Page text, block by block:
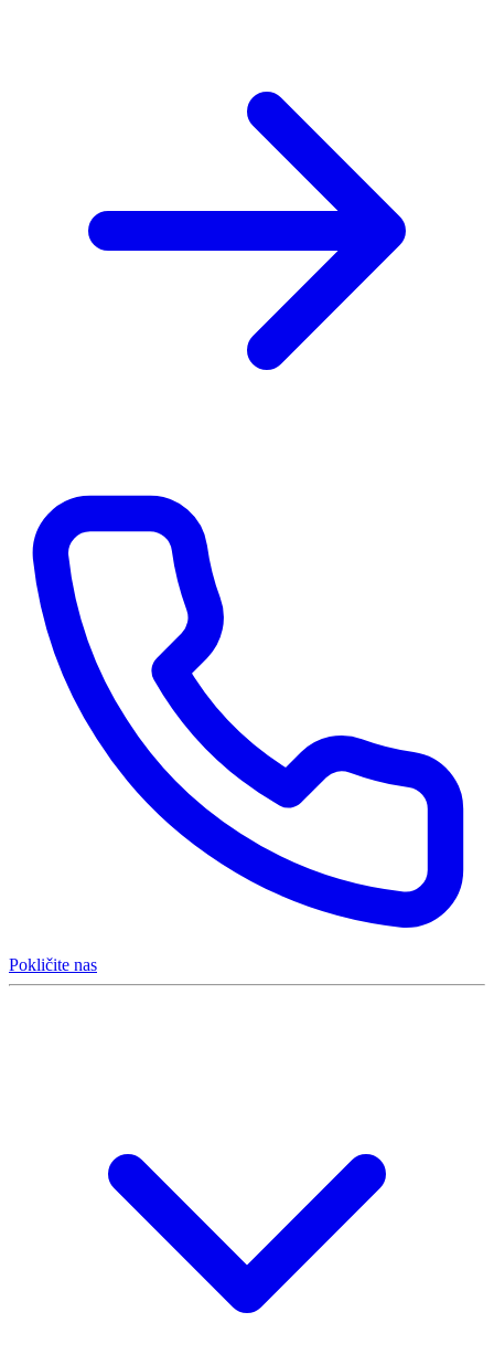
Pokličite nas